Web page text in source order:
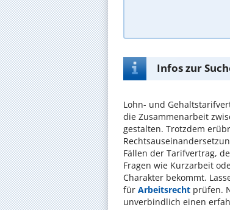
Infos zur
Lohn- und
die Zusammenarbeit
gestalten. Trotzdem
Fällen der Tarifvertrag,
Fragen wie Kurzarbeit
Charakter bekommt.
für Arbeitsrecht prüfen.
unverbindlich einen